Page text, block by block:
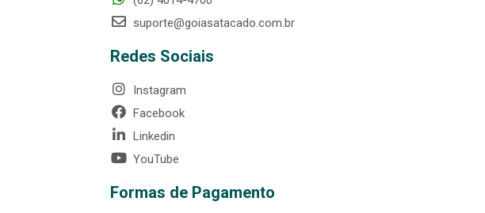
suporte@goiasatacado.com.br
Redes Sociais
Instagram
Facebook
Linkedin
YouTube
Formas de Pagamento